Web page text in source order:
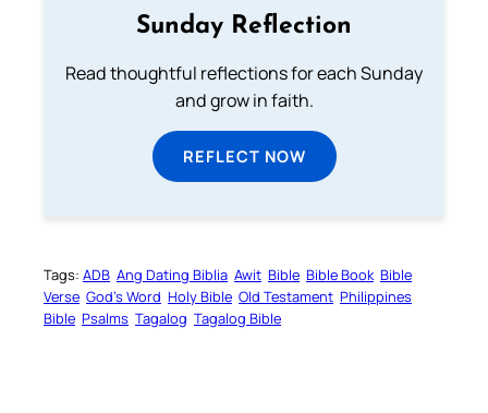
Sunday Reflection
Read thoughtful reflections for each Sunday
and grow in faith.
REFLECT NOW
Tags: ADB Ang Dating Biblia Awit Bible Bible Book Bible
Verse God’s Word Holy Bible Old Testament Philippines
Bible Psalms Tagalog Tagalog Bible